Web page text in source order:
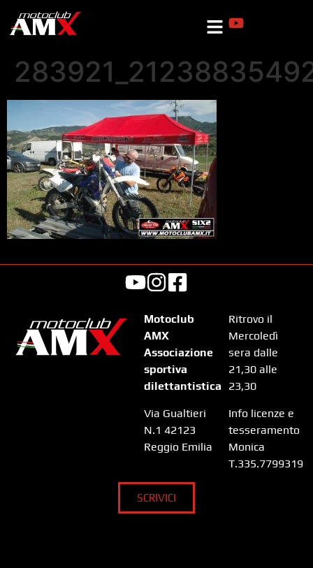
Motoclub
AMX
Associazione
sportiva
dilettantistica
Via Gualtieri
N.1 42123
Reggio Emilia
Ritrovo il
Mercoledì
sera dalle
21,30 alle
23,30
Info licenze e
tesseramento
Monica
T.335.7799319
SCRIVICI